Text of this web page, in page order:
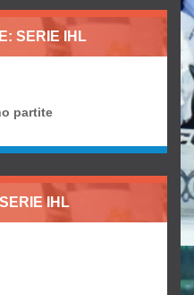
SERIE IHL
partite
IHL